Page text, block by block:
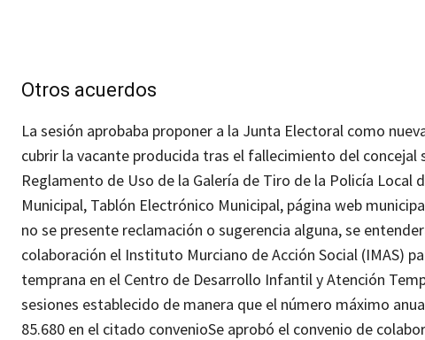
Otros acuerdos
La sesión aprobaba proponer a la Junta Electoral como
cubrir la vacante producida tras el fallecimiento del concejal
Reglamento de Uso de la Galería de Tiro de la Policía Local
Municipal, Tablón Electrónico Municipal, página web
no se presente reclamación o sugerencia alguna, se
colaboración el Instituto Murciano de Acción Social (IMAS)
temprana en el Centro de Desarrollo Infantil y Atención
sesiones establecido de manera que el número máximo
85.680 en el citado convenioSe aprobó el convenio de